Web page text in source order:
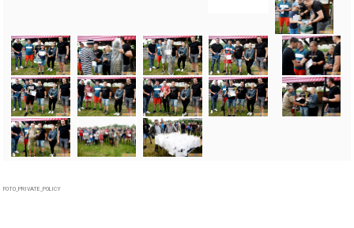
FOTO_PRIVATE_POLICY
TAGI: MEMORIAŁ CZESŁAWA RABENDY